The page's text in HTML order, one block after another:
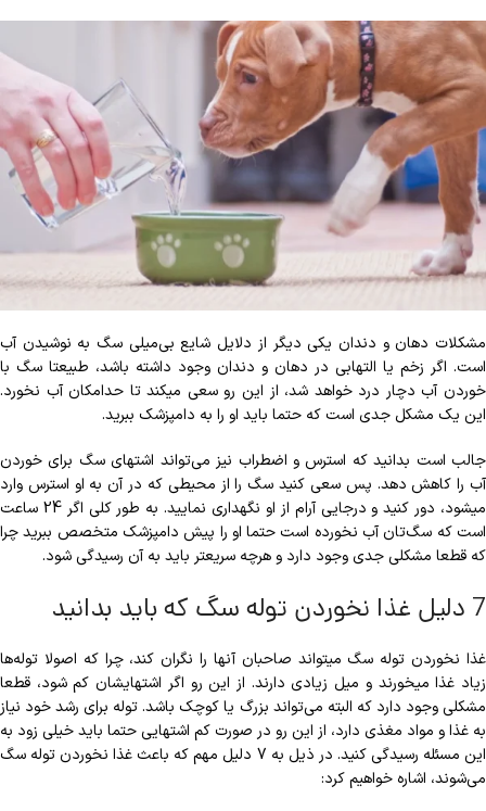
مشکلات دهان و دندان یکی دیگر از دلایل شایع بی‌میلی سگ به نوشیدن آب
است. اگر زخم یا التهابی در دهان و دندان وجود داشته باشد، طبیعتا سگ با
خوردن آب دچار درد خواهد شد، از این رو سعی می‏کند تا حدامکان آب نخورد.
این یک مشکل جدی است که حتما باید او را به دامپزشک ببرید.
جالب است بدانید که استرس و اضطراب نیز می‌تواند اشتهای سگ برای خوردن
آب را کاهش دهد. پس سعی کنید سگ را از محیطی که در آن به او استرس وارد
می‎شود، دور کنید و درجایی آرام از او نگهداری نمایید. به طور کلی اگر 24 ساعت
است که سگ‌تان آب نخورده است حتما او را پیش دامپزشک متخصص ببرید چرا
که قطعا مشکلی جدی وجود دارد و هرچه سریع‎تر باید به آن رسیدگی شود.
7 دلیل غذا نخوردن توله سگ که باید بدانید
غذا نخوردن توله سگ می‏تواند صاحبان آن‎ها را نگران کند، چرا که اصولا توله‌‏ها
زیاد غذا می‎خورند و میل زیادی دارند. از این رو اگر اشتهایشان کم شود، قطعا
مشکلی وجود دارد که البته می‌‎تواند بزرگ یا کوچک باشد. توله برای رشد خود نیاز
به غذا و مواد مغذی دارد، از این رو در صورت کم اشتهایی حتما باید خیلی زود به
این مسئله رسیدگی کنید. در ذیل به 7 دلیل مهم که باعث غذا نخوردن توله سگ
می‌‎شوند، اشاره خواهیم کرد: